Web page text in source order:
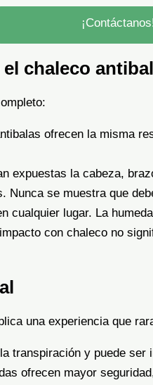
chaleco
ofrecen la misma
expuestas la cabeza,
Nunca se muestra que
cualquier lugar. La
con chaleco no
una experiencia que
transpiración y puede ser
ofrecen mayor